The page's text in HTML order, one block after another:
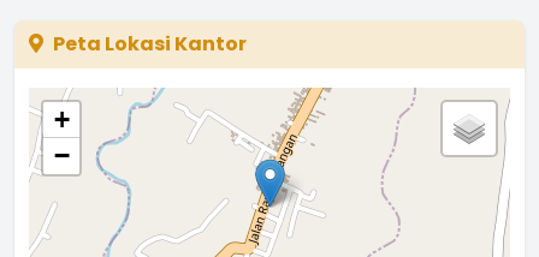
Peta Lokasi Kantor
+
−